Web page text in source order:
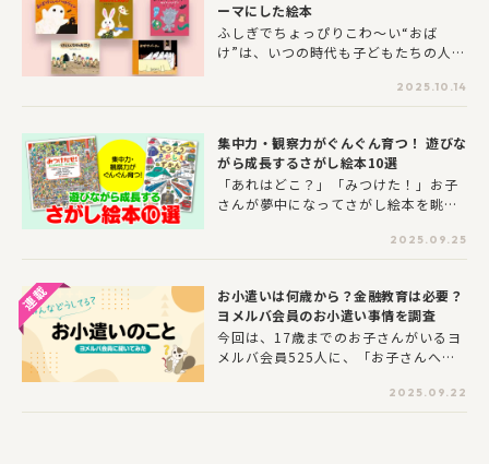
は何か、世界で行われている取り組み
はどんなものかを知ることのできる絵
本をご紹介します。
ーマにした絵本
ふしぎでちょっぴりこわ～い“おば
け”は、いつの時代も子どもたちの人気
モチーフになる行事・ハロウィンがあ
ります。今回は「おばけ」をテーマに
怖くて、でもなんだか人間味があっ
て、くすっと笑えるおばけたちの姿
を、ぜひ身近に感じてみてください。
2025.10.14
集中力・観察力がぐんぐん育つ！ 遊びな
がら成長するさがし絵本10選
「あれはどこ？」「みつけた！」お子
さんが夢中になってさがし絵本を眺め
がし絵本は、ただ楽しいだけでなく、
「集中力」「記憶力」「観察力」「識
むことができます。そこで、今回は、
お子さんが思わず熱中してしまうさが
し絵本10冊をご紹介します。ぜひお子
さんの年齢や興味に合わせて、お気に
プレゼントにもぴったりです！
2025.09.25
お小遣いは何歳から？金融教育は必要？
ヨメルバ会員のお小遣い事情を調査
今回は、17歳までのお子さんがいるヨ
メルバ会員525人に、「お子さんへの
行いました！ヨメルバ会員のお小遣い
事情についてご紹介します。
2025.09.22